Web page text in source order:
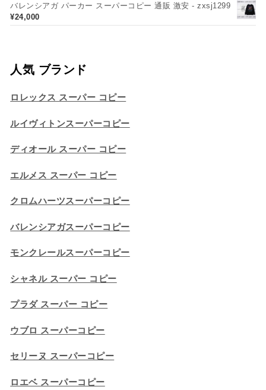
バレンシアガ パーカー スーパーコピー 通販 激安 - zxsj1299
¥24,000
人気 ブランド
ロレックス スーパー コピー
ルイヴィトンスーパーコピー
ディオール スーパー コピー
エルメス スーパー コピー
クロムハーツスーパーコピー
バレンシアガスーパーコピー
モンクレールスーパーコピー
シャネル スーパー コピー
プラダ スーパー コピー
ウブロ スーパーコピー
セリーヌ スーパーコピー​
ロエベ スーパーコピー